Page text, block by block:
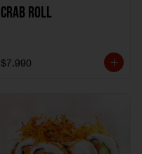
CRAB ROLL
$7.990